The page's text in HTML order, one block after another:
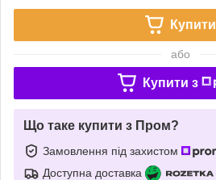
Купити
або
Купити з
Що таке купити з Пром?
Замовлення під захистом
Доступна доставка